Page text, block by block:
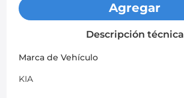
Agregar
Descripción técnica
Marca de Vehículo
KIA